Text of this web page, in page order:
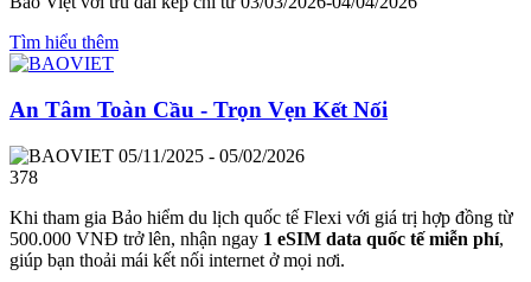
Tìm hiểu thêm
An Tâm Toàn Cầu - Trọn Vẹn Kết Nối
05/11/2025 - 05/02/2026
378
Khi tham gia Bảo hiểm du lịch quốc tế Flexi với giá trị hợp đồng từ
500.000 VNĐ trở lên, nhận ngay 1 eSIM data quốc tế miễn phí,
giúp bạn thoải mái kết nối internet ở mọi nơi.